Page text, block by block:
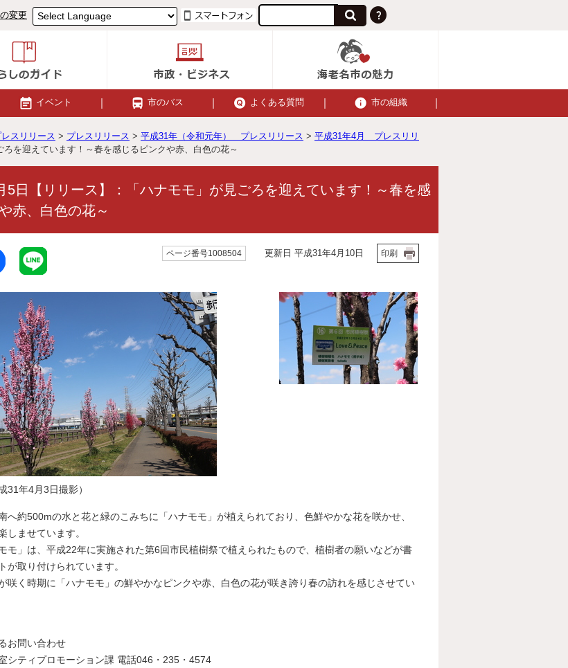
変更
イベント 市のバス よくある質問 市の組織
スリリース > プレスリリース > 平成31年（令和元年） プレスリリース > 平成31年4月 プレスリリ
を迎えています！～春を感じるピンクや赤、白色の花～
5日【リリース】：「ハナモモ」が見ごろを迎えています！～春を感
赤、白色の花～
ページ番号1008504 更新日 平成31年4月10日 印刷
31年4月3日撮影）
へ約500mの水と花と緑のこみちに「ハナモモ」が植えられており、色鮮やかな花を咲かせ、
しませています。
モ」は、平成22年に実施された第6回市民植樹祭で植えられたもので、植樹者の願いなどが書
が取り付けられています。
咲く時期に「ハナモモ」の鮮やかなピンクや赤、白色の花が咲き誇り春の訪れを感じさせてい
お問い合わせ
シティプロモーション課 電話046・235・4574